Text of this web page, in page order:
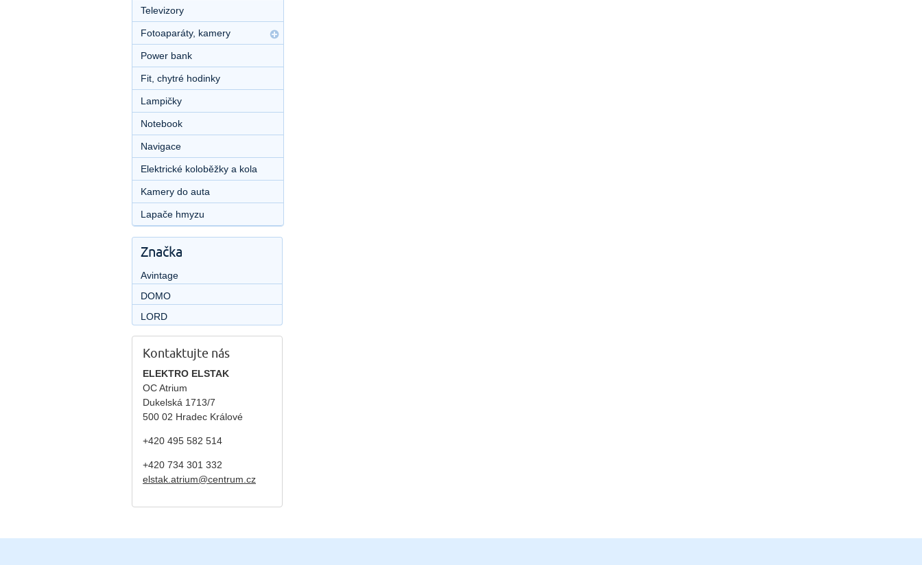
Televizory
Fotoaparáty, kamery
Power bank
Fit, chytré hodinky
Lampičky
Notebook
Navigace
Elektrické koloběžky a kola
Kamery do auta
Lapače hmyzu
Značka
Avintage
DOMO
LORD
Kontaktujte nás
ELEKTRO ELSTAK
OC Atrium
Dukelská 1713/7
500 02 Hradec Králové
+420 495 582 514
+420 734 301 332
elstak.atrium@centrum.cz